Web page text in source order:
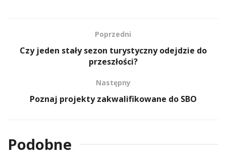
Poprzedni
Czy jeden stały sezon turystyczny odejdzie do
przeszłości?
Następny
Poznaj projekty zakwalifikowane do SBO
Podobne